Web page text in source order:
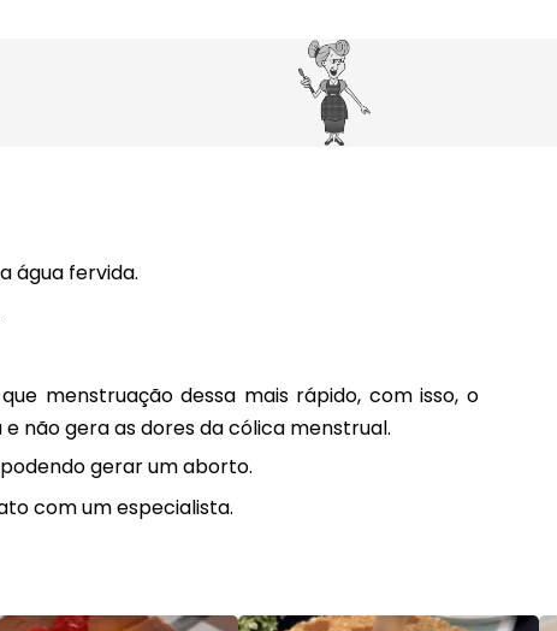
água fervida.
menstruação dessa mais rápido, com isso, o
não gera as dores da cólica menstrual.
gerar um aborto.
com um especialista.